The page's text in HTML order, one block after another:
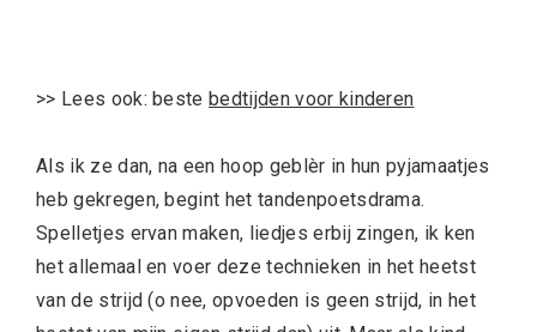
>> Lees ook: beste bedtijden voor kinderen
Als ik ze dan, na een hoop geblèr in hun pyjamaatjes
heb gekregen, begint het tandenpoetsdrama.
Spelletjes ervan maken, liedjes erbij zingen, ik ken
het allemaal en voer deze technieken in het heetst
van de strijd (o nee, opvoeden is geen strijd, in het